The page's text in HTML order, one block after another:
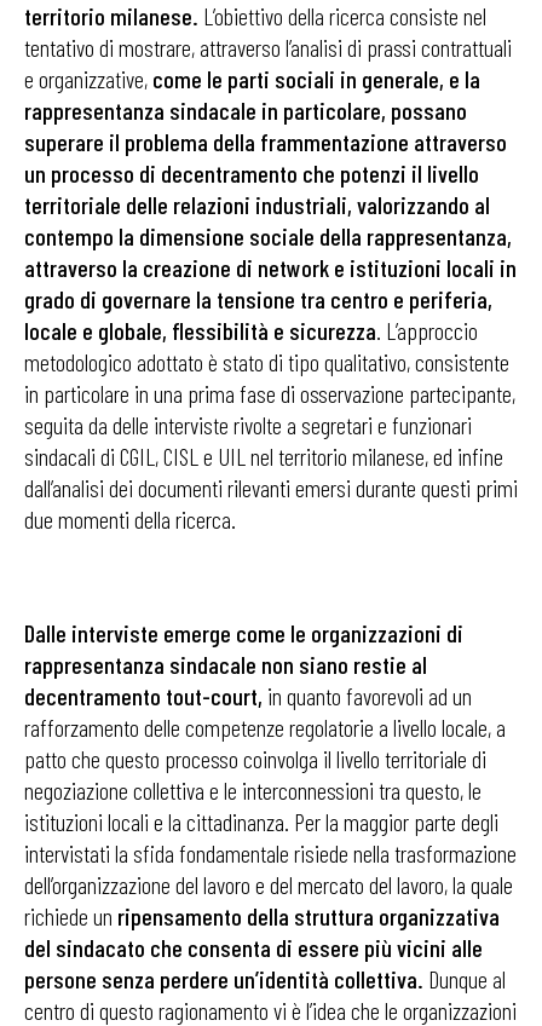
territorio milanese. L’obiettivo della ricerca consiste nel
tentativo di mostrare, attraverso l’analisi di prassi contrattuali
e organizzative, come le parti sociali in generale, e la
rappresentanza sindacale in particolare, possano
superare il problema della frammentazione attraverso
un processo di decentramento che potenzi il livello
territoriale delle relazioni industriali, valorizzando al
contempo la dimensione sociale della rappresentanza,
attraverso la creazione di network e istituzioni locali in
grado di governare la tensione tra centro e periferia,
locale e globale, flessibilità e sicurezza. L’approccio
metodologico adottato è stato di tipo qualitativo, consistente
in particolare in una prima fase di osservazione partecipante,
seguita da delle interviste rivolte a segretari e funzionari
sindacali di CGIL, CISL e UIL nel territorio milanese, ed infine
dall’analisi dei documenti rilevanti emersi durante questi primi
due momenti della ricerca.
Dalle interviste emerge come le organizzazioni di
rappresentanza sindacale non siano restie al
decentramento tout-court, in quanto favorevoli ad un
rafforzamento delle competenze regolatorie a livello locale, a
patto che questo processo coinvolga il livello territoriale di
negoziazione collettiva e le interconnessioni tra questo, le
istituzioni locali e la cittadinanza. Per la maggior parte degli
intervistati la sfida fondamentale risiede nella trasformazione
dell’organizzazione del lavoro e del mercato del lavoro, la quale
richiede un ripensamento della struttura organizzativa
del sindacato che consenta di essere più vicini alle
persone senza perdere un’identità collettiva. Dunque al
centro di questo ragionamento vi è l’idea che le organizzazioni